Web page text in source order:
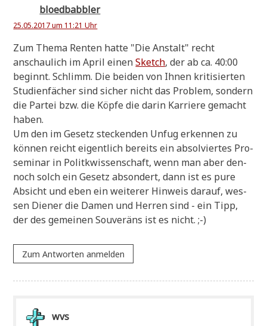
bloedbabbler
25.05.2017 um 11:21 Uhr
Zum The­ma Ren­ten hat­te "Die Anstalt" recht
anschau­lich im April einenSketch, der ab ca. 40:00
beginnt. Schlimm. Die bei­den von Ihnen kri­ti­sier­ten
Stu­di­en­fä­cher sind sicher nicht das Pro­blem, son­dern
die Par­tei bzw. die Köp­fe die dar­in Kar­rie­re gemacht
haben.
Um den im Gesetz stecken­den Unfug erken­nen zu
kön­nen reicht eigent­lich bereits ein absol­vier­tes Pro­
se­mi­nar in Politkwis­sen­schaft, wenn man aber den­
noch solch ein Gesetz abson­dert, dann ist es pure
Absicht und eben ein wei­te­rer Hin­weis dar­auf, wes­
sen Die­ner die Damen und Her­ren sind - ein Tipp,
der des gemei­nen Sou­ve­räns ist es nicht. ;-)
Zum Antworten anmelden
wvs